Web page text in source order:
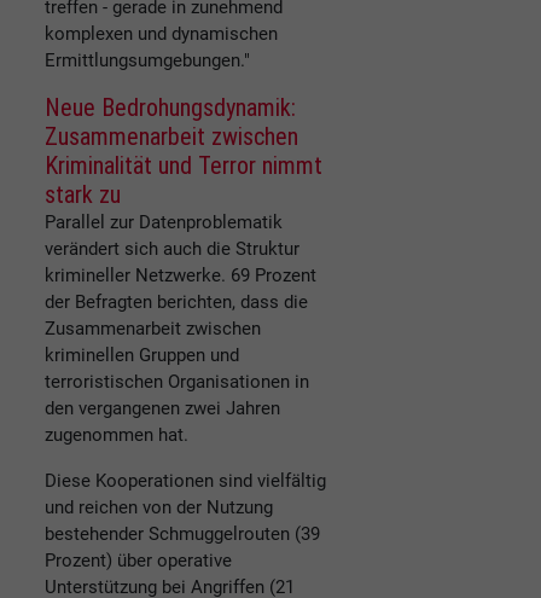
treffen - gerade in zunehmend
komplexen und dynamischen
Ermittlungsumgebungen."
Neue Bedrohungsdynamik:
Zusammenarbeit zwischen
Kriminalität und Terror nimmt
stark zu
Parallel zur Datenproblematik
verändert sich auch die Struktur
krimineller Netzwerke. 69 Prozent
der Befragten berichten, dass die
Zusammenarbeit zwischen
kriminellen Gruppen und
terroristischen Organisationen in
den vergangenen zwei Jahren
zugenommen hat.
Diese Kooperationen sind vielfältig
und reichen von der Nutzung
bestehender Schmuggelrouten (39
Prozent) über operative
Unterstützung bei Angriffen (21